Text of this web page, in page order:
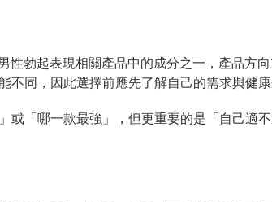
性勃起表現相關產品中的成分之一，產品方
不同，因此選擇前應先了解自己的需求與健康
或「哪一款最強」，但更重要的是「自己適